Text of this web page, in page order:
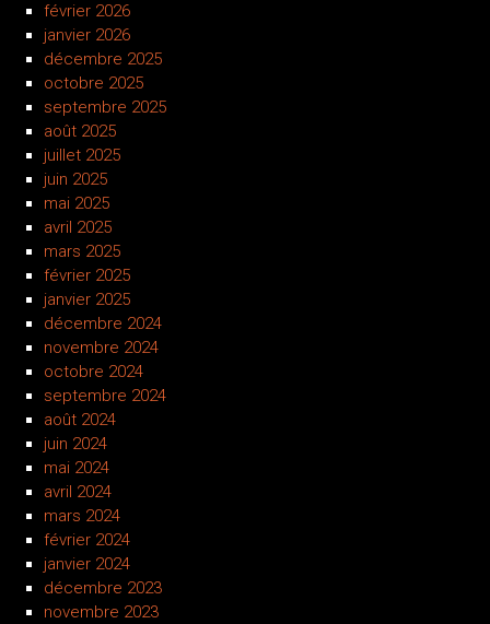
février 2026
janvier 2026
décembre 2025
octobre 2025
septembre 2025
août 2025
juillet 2025
juin 2025
mai 2025
avril 2025
mars 2025
février 2025
janvier 2025
décembre 2024
novembre 2024
octobre 2024
septembre 2024
août 2024
juin 2024
mai 2024
avril 2024
mars 2024
février 2024
janvier 2024
décembre 2023
novembre 2023